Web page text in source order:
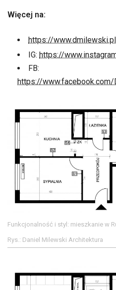
Więcej na:
https://
IG: https://
FB:
https://
Funkcjonalność i styl: mieszkanie w
Rys.: Daniel Milewski Architektura